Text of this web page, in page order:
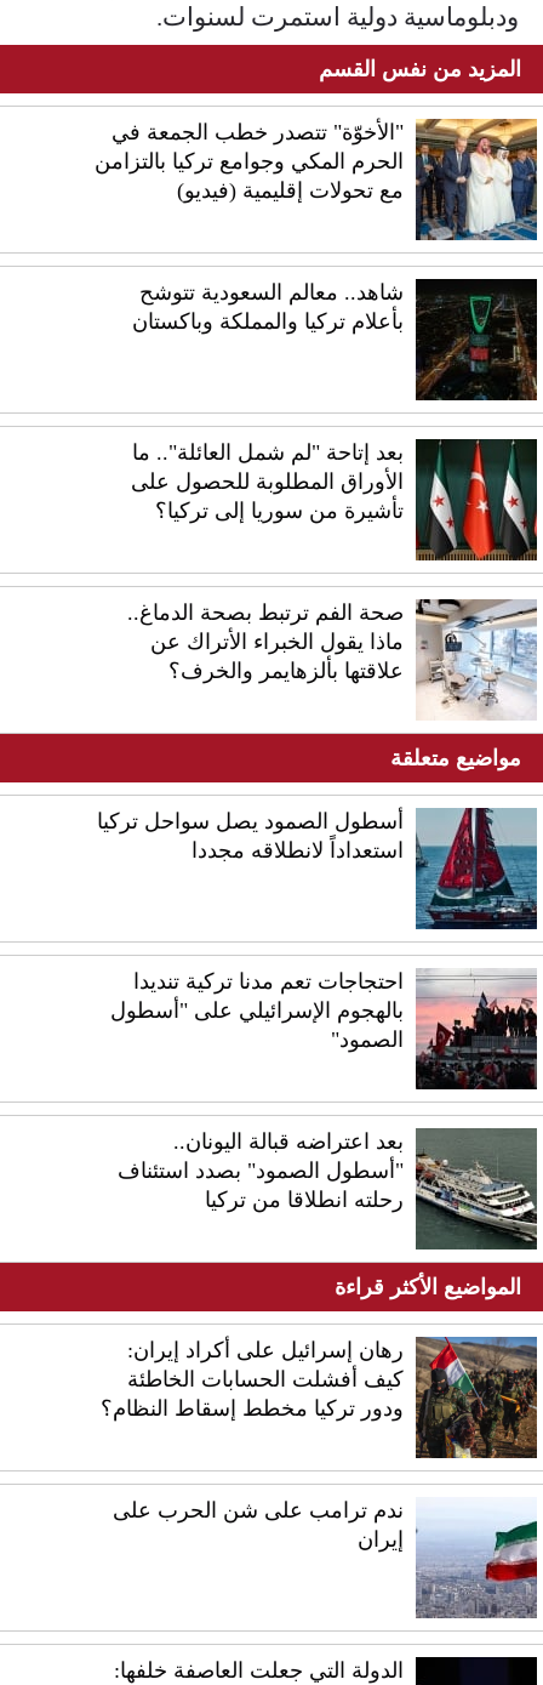
ودبلوماسية دولية استمرت لسنوات.
المزيد من نفس القسم
"الأخوّة" تتصدر خطب الجمعة في
الحرم المكي وجوامع تركيا بالتزامن
مع تحولات إقليمية (فيديو)
شاهد.. معالم السعودية تتوشح
بأعلام تركيا والمملكة وباكستان
بعد إتاحة "لم شمل العائلة".. ما
الأوراق المطلوبة للحصول على
تأشيرة من سوريا إلى تركيا؟
صحة الفم ترتبط بصحة الدماغ..
ماذا يقول الخبراء الأتراك عن
علاقتها بألزهايمر والخرف؟
مواضيع متعلقة
أسطول الصمود يصل سواحل تركيا
استعداداً لانطلاقه مجددا
احتجاجات تعم مدنا تركية تنديدا
بالهجوم الإسرائيلي على "أسطول
الصمود"
بعد اعتراضه قبالة اليونان..
"أسطول الصمود" بصدد استئناف
رحلته انطلاقا من تركيا
المواضيع الأكثر قراءة
رهان إسرائيل على أكراد إيران:
كيف أفشلت الحسابات الخاطئة
ودور تركيا مخطط إسقاط النظام؟
ندم ترامب على شن الحرب على
إيران
الدولة التي جعلت العاصفة خلفها: